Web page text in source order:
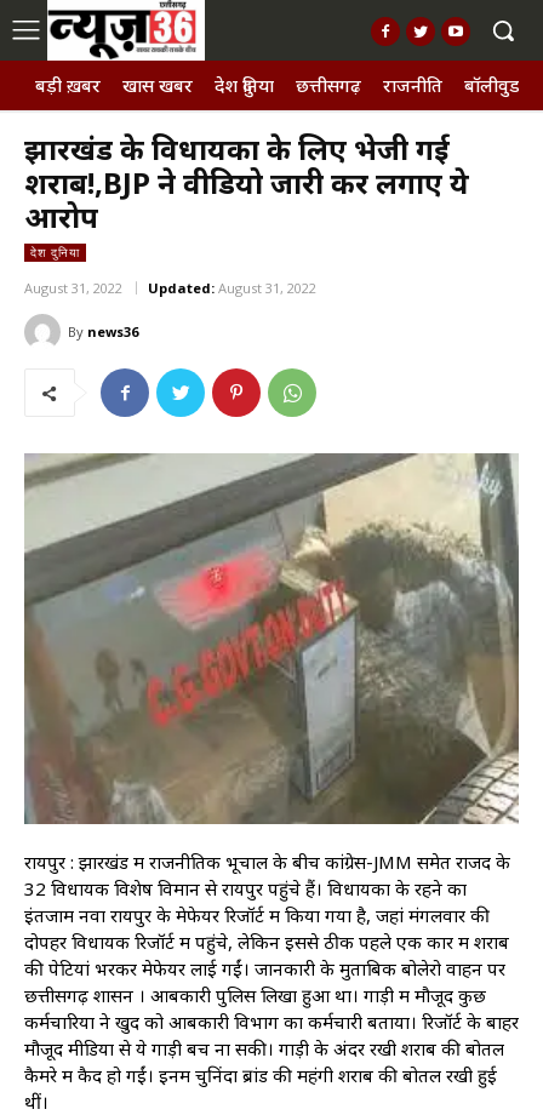
बड़ी ख़बर खास खबर देश दुनिया छत्तीसगढ़ राजनीति बॉलीवुड,
झारखंड के विधायकों के लिए भेजी गई
शराब!,BJP ने वीडियो जारी कर लगाए ये
आरोप
देश दुनिया
August 31, 2022 Updated: August 31, 2022
By news36
रायपुर : झारखंड में राजनीतिक भूचाल के बीच कांग्रेस-JMM समेत राजद के
32 विधायक विशेष विमान से रायपुर पहुंचे हैं। विधायकों के रहने का
इंतजाम नवा रायपुर के मेफेयर रिजॉर्ट में किया गया है, जहां मंगलवार की
दोपहर विधायक रिजॉर्ट में पहुंचे, लेकिन इससे ठीक पहले एक कार में शराब
की पेटियां भरकर मेफेयर लाई गईं। जानकारी के मुताबिक बोलेरो वाहन पर
छत्तीसगढ़ शासन । आबकारी पुलिस लिखा हुआ था। गाड़ी में मौजूद कुछ
कर्मचारियों ने खुद को आबकारी विभाग का कर्मचारी बताया। रिजॉर्ट के बाहर
मौजूद मीडिया से ये गाड़ी बच ना सकी। गाड़ी के अंदर रखी शराब की बोतलें
कैमरे में कैद हो गईं। इनमें चुनिंदा ब्रांड की महंगी शराब की बोतलें रखी हुई
थीं।